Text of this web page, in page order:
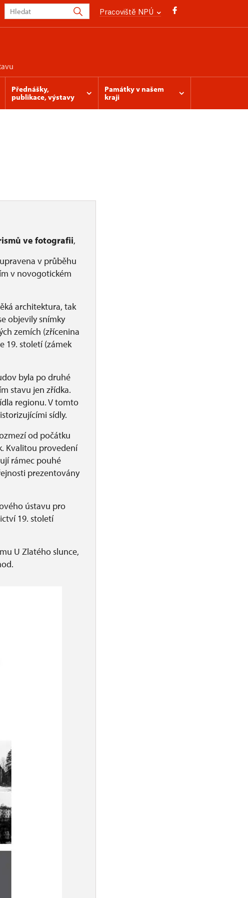
Pracoviště NPÚ
Přednášky,
publikace, výstavy
Památky v našem
kraji
ve fotografii,
v průběhu
v novogotickém
architektura, tak
objevily snímky
zemích (zřícenina
19. století (zámek
byla po druhé
stavu jen zřídka.
regionu. V tomto
sídly.
od počátku
Kvalitou provedení
rámec pouhé
prezentovány
ústavu pro
19. století
U Zlatého slunce,